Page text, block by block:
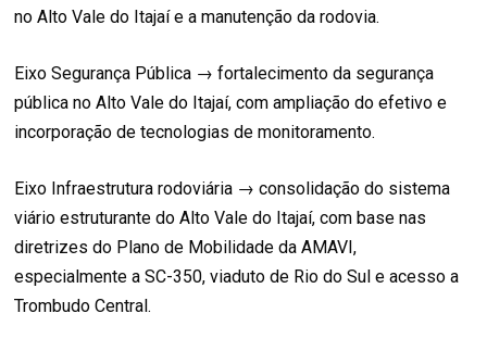
no Alto Vale do Itajaí e a manutenção da rodovia.
Eixo Segurança Pública → fortalecimento da segurança
pública no Alto Vale do Itajaí, com ampliação do efetivo e
incorporação de tecnologias de monitoramento.
Eixo Infraestrutura rodoviária → consolidação do sistema
viário estruturante do Alto Vale do Itajaí, com base nas
diretrizes do Plano de Mobilidade da AMAVI,
especialmente a SC-350, viaduto de Rio do Sul e acesso a
Trombudo Central.